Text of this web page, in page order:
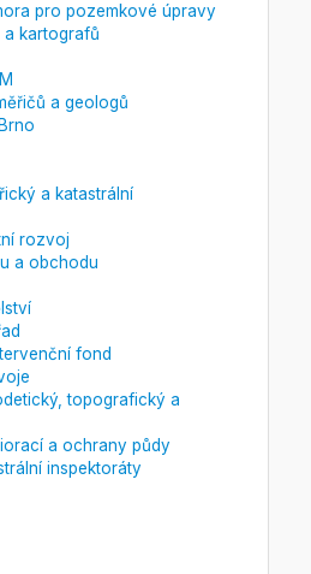
pro pozemkové úpravy
kartografů
a geologů
a katastrální
rozvoj
a obchodu
fond
topografický a
a ochrany půdy
inspektoráty